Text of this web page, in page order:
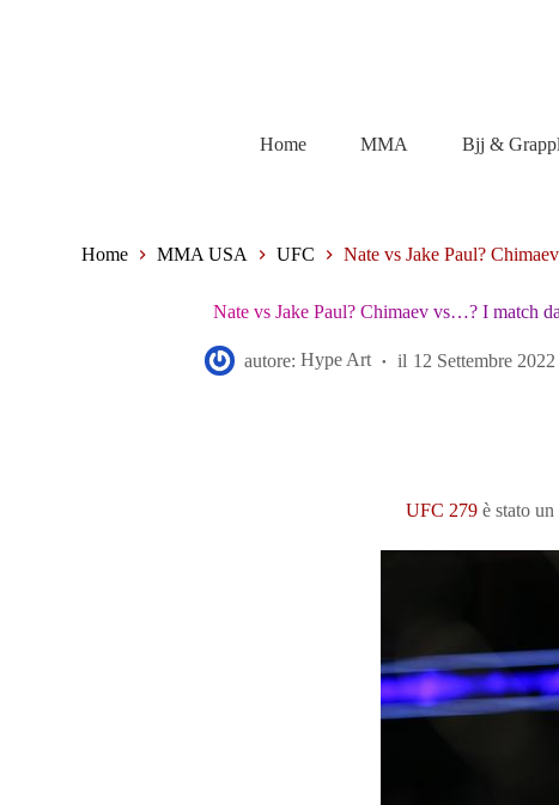
Home MMA Bjj &
Home MMA USA UFC Nate vs Jake Paul?
Nate vs Jake Paul? Chimaev vs…? I match
autore: Hype Art il 12 Settembre 2022
UFC 279è stato un